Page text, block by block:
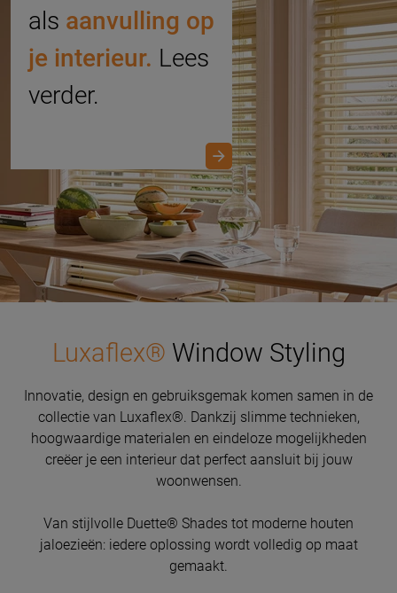
als aanvulling op
je interieur. Lees
verder.
Luxaflex® Window Styling
Innovatie, design en gebruiksgemak komen samen in de
collectie van Luxaflex®. Dankzij slimme technieken,
hoogwaardige materialen en eindeloze mogelijkheden
creëer je een interieur dat perfect aansluit bij jouw
woonwensen.
Van stijlvolle Duette® Shades tot moderne houten
jaloezieën: iedere oplossing wordt volledig op maat
gemaakt.